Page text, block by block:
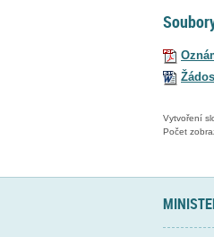
Vytvoření
Počet